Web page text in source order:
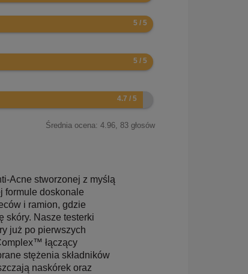
Średnia ocena: 4.96, 83 głosów
Acne stworzonej z myślą
formule doskonale
i ramion, gdzie
skóry. Nasze testerki
już po pierwszych
łączący
stężenia składników
naskórek oraz